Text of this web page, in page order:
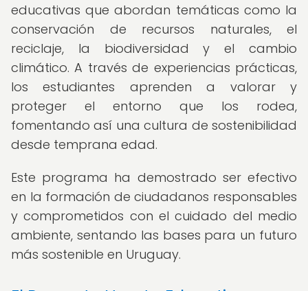
educativas que abordan temáticas como la
conservación de recursos naturales, el
reciclaje, la biodiversidad y el cambio
climático. A través de experiencias prácticas,
los estudiantes aprenden a valorar y
proteger el entorno que los rodea,
fomentando así una cultura de sostenibilidad
desde temprana edad.
Este programa ha demostrado ser efectivo
en la formación de ciudadanos responsables
y comprometidos con el cuidado del medio
ambiente, sentando las bases para un futuro
más sostenible en Uruguay.